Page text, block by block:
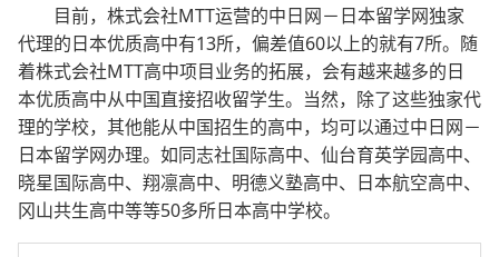
目前，株式会社MTT运营的中日网－日本留学网独家
代理的日本优质高中有13所，偏差值60以上的就有7所。随
着株式会社MTT高中项目业务的拓展，会有越来越多的日
本优质高中从中国直接招收留学生。当然，除了这些独家代
理的学校，其他能从中国招生的高中，均可以通过中日网－
日本留学网办理。如同志社国际高中、仙台育英学园高中、
晓星国际高中、翔凛高中、明德义塾高中、日本航空高中、
冈山共生高中等等50多所日本高中学校。